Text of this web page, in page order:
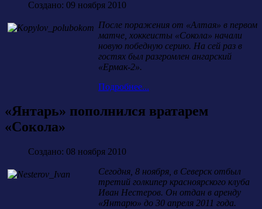
Создано: 09 ноября 2010
После поражения от «Алтая» в первом
матче, хоккеисты «Сокола» начали
новую победную серию. На сей раз в
гостях был разгромлен ангарский
«Ермак-2».
Подробнее...
«Янтарь» пополнился вратарем
«Сокола»
Создано: 08 ноября 2010
Сегодня, 8 ноября, в Северск отбыл
третий голкипер красноярского клуба
Иван Нестеров. Он отдан в аренду
«Янтарю» до 30 апреля 2011 года.